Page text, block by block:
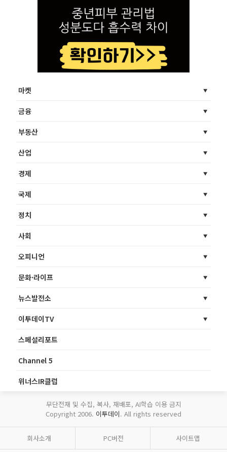
마켓
금융
부동산
산업
경제
국제
정치
사회
오피니언
문화·라이프
뉴스발전소
이투데이TV
스페셜리포트
Channel 5
위너스IR클럽
무단전재 및 수집, 복사, 재배포, AI학습 이용 금지
Copyright 2006. 이투데이. All rights reserved
회사소개 PC버전 사이트맵